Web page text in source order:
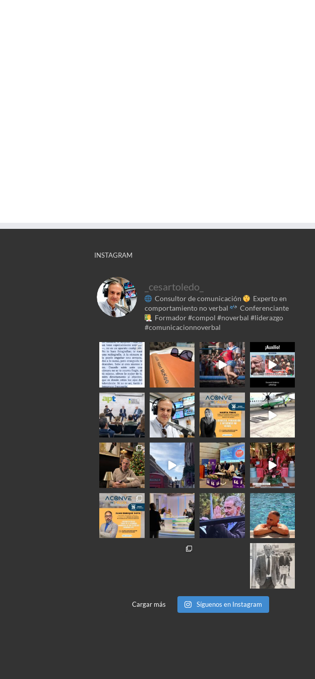
INSTAGRAM
_cesartoledo_
Consultor de comunicación
Experto en
comportamiento no verbal
Conferenciante
Formador#compol #noverbal #liderazgo
#comunicacionnoverbal
Cargar más Síguenos en Instagram